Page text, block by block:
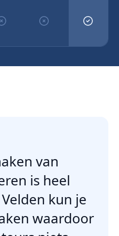
van
is heel
kun je
waardoor